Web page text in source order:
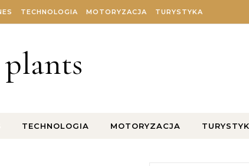
TECHNOLOGIA MOTORYZACJA TURYSTYKA
TECHNOLOGIA MOTORYZACJA